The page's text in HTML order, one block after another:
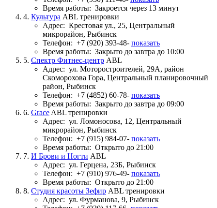
Время работы: Закроется через 13 минут
4. Культура ABL тренировки
Адрес: Крестовая ул., 25, Центральный
микрорайон, Рыбинск
Телефон: +7 (920) 393-48- показать
Время работы: Закрыто до завтра до 10:00
5. Спектр Фитнес-центр ABL
Адрес: ул. Моторостроителей, 29А, район
Скоморохова Гора, Центральный планировочный
район, Рыбинск
Телефон: +7 (4852) 60-78- показать
Время работы: Закрыто до завтра до 09:00
6. Grace ABL тренировки
Адрес: ул. Ломоносова, 12, Центральный
микрорайон, Рыбинск
Телефон: +7 (915) 984-07- показать
Время работы: Открыто до 21:00
7. И Брови и Ногти ABL
Адрес: ул. Герцена, 23Б, Рыбинск
Телефон: +7 (910) 976-49- показать
Время работы: Открыто до 21:00
8. Студия красоты Зефир ABL тренировки
Адрес: ул. Фурманова, 9, Рыбинск